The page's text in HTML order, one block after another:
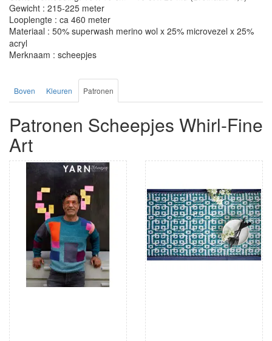
Gewicht : 215-225 meter
Looplengte : ca 460 meter
Materiaal : 50% superwash merino wol x 25% microvezel x 25%
acryl
Merknaam : scheepjes
Boven Kleuren Patronen
Patronen Scheepjes Whirl-Fine
Art